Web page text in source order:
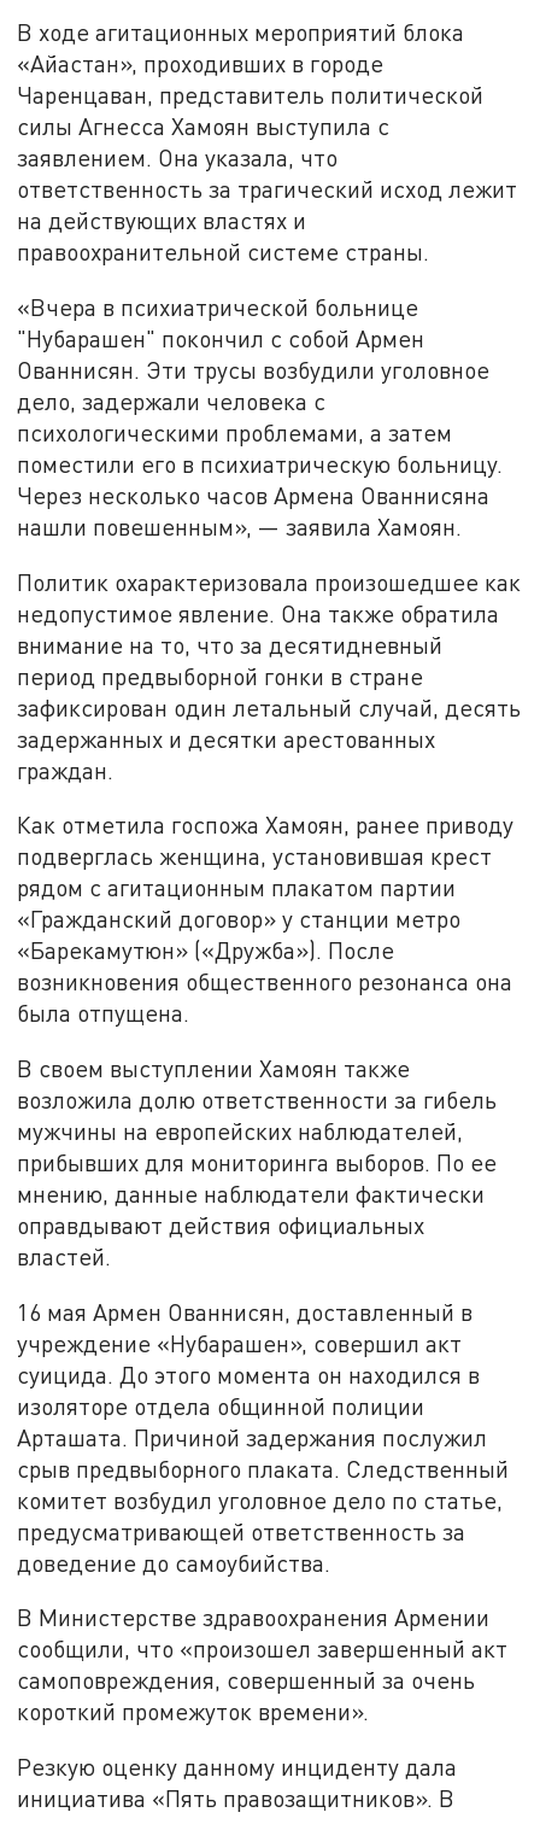
В ходе агитационных мероприятий блока
«Айастан», проходивших в городе
Чаренцаван, представитель политической
силы Агнесса Хамоян выступила с
заявлением. Она указала, что
ответственность за трагический исход лежит
на действующих властях и
правоохранительной системе страны.
«Вчера в психиатрической больнице
"Нубарашен" покончил с собой Армен
Ованнисян. Эти трусы возбудили уголовное
дело, задержали человека с
психологическими проблемами, а затем
поместили его в психиатрическую больницу.
Через несколько часов Армена Ованнисяна
нашли повешенным», — заявила Хамоян.
Политик охарактеризовала произошедшее как
недопустимое явление. Она также обратила
внимание на то, что за десятидневный
период предвыборной гонки в стране
зафиксирован один летальный случай, десять
задержанных и десятки арестованных
граждан.
Как отметила госпожа Хамоян, ранее приводу
подверглась женщина, установившая крест
рядом с агитационным плакатом партии
«Гражданский договор» у станции метро
«Барекамутюн» («Дружба»). После
возникновения общественного резонанса она
была отпущена.
В своем выступлении Хамоян также
возложила долю ответственности за гибель
мужчины на европейских наблюдателей,
прибывших для мониторинга выборов. По ее
мнению, данные наблюдатели фактически
оправдывают действия официальных
властей.
16 мая Армен Ованнисян, доставленный в
учреждение «Нубарашен», совершил акт
суицида. До этого момента он находился в
изоляторе отдела общинной полиции
Арташата. Причиной задержания послужил
срыв предвыборного плаката. Следственный
комитет возбудил уголовное дело по статье,
предусматривающей ответственность за
доведение до самоубийства.
В Министерстве здравоохранения Армении
сообщили, что «произошел завершенный акт
самоповреждения, совершенный за очень
короткий промежуток времени».
Резкую оценку данному инциденту дала
инициатива «Пять правозащитников». В